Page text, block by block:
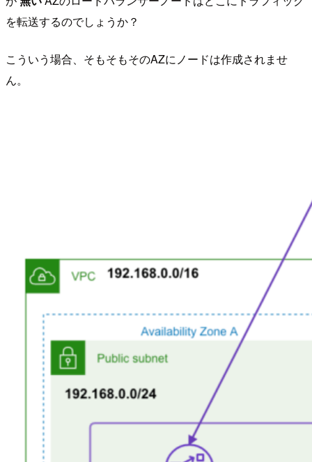
を転送するのでしょうか？
こういう場合、そもそもそのAZにノードは作成されませ
ん。